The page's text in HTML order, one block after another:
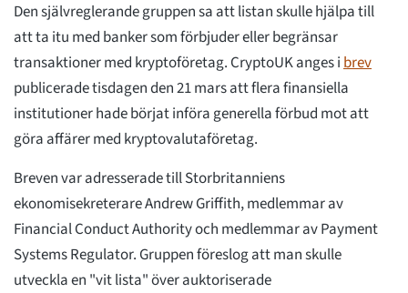
Den självreglerande gruppen sa att listan skulle hjälpa till
att ta itu med banker som förbjuder eller begränsar
transaktioner med kryptoföretag. CryptoUK anges ibrev
publicerade tisdagen den 21 mars att flera finansiella
institutioner hade börjat införa generella förbud mot att
göra affärer med kryptovalutaföretag.
Breven var adresserade till Storbritanniens
ekonomisekreterare Andrew Griffith, medlemmar av
Financial Conduct Authority och medlemmar av Payment
Systems Regulator. Gruppen föreslog att man skulle
utveckla en "vit lista" över auktoriserade